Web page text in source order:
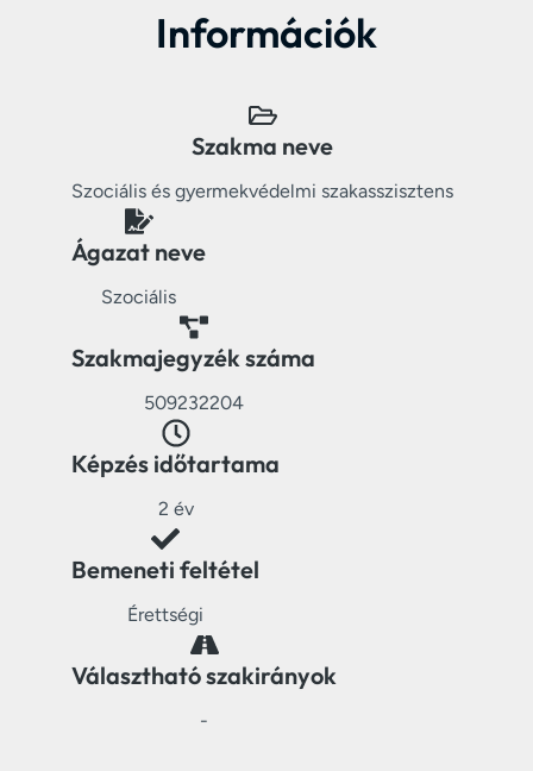
Információk
Szakma neve
Szociális és gyermekvédelmi szakasszisztens
Ágazat neve
Szociális
Szakmajegyzék száma
509232204
Képzés időtartama
2 év
Bemeneti feltétel
Érettségi
Választható szakirányok
-